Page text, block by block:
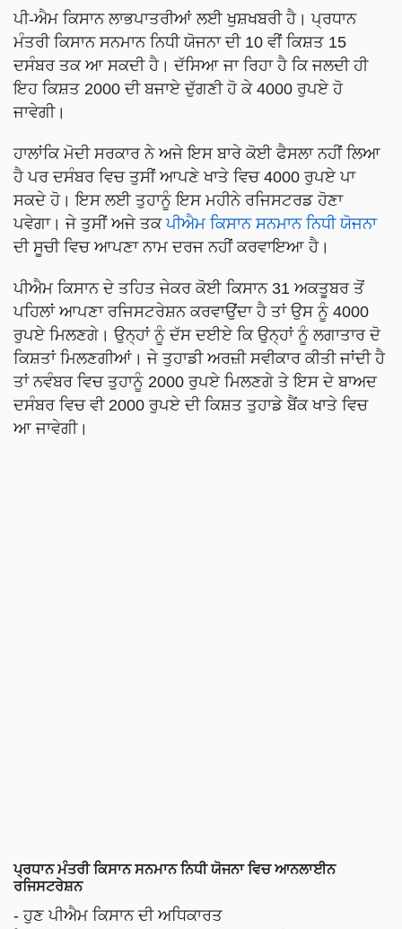
ਪੀ-ਐਮ ਕਿਸਾਨ ਲਾਭਪਾਤਰੀਆਂ ਲਈ ਖੁਸ਼ਖਬਰੀ ਹੈ। ਪ੍ਰਧਾਨ
ਮੰਤਰੀ ਕਿਸਾਨ ਸਨਮਾਨ ਨਿਧੀ ਯੋਜਨਾ ਦੀ 10 ਵੀਂ ਕਿਸ਼ਤ 15
ਦਸੰਬਰ ਤਕ ਆ ਸਕਦੀ ਹੈ। ਦੱਸਿਆ ਜਾ ਰਿਹਾ ਹੈ ਕਿ ਜਲਦੀ ਹੀ
ਇਹ ਕਿਸ਼ਤ 2000 ਦੀ ਬਜਾਏ ਦੁੱਗਣੀ ਹੋ ਕੇ 4000 ਰੁਪਏ ਹੋ
ਜਾਵੇਗੀ।
ਹਾਲਾਂਕਿ ਮੋਦੀ ਸਰਕਾਰ ਨੇ ਅਜੇ ਇਸ ਬਾਰੇ ਕੋਈ ਫੈਸਲਾ ਨਹੀਂ ਲਿਆ
ਹੈ ਪਰ ਦਸੰਬਰ ਵਿਚ ਤੁਸੀਂ ਆਪਣੇ ਖਾਤੇ ਵਿਚ 4000 ਰੁਪਏ ਪਾ
ਸਕਦੇ ਹੋ। ਇਸ ਲਈ ਤੁਹਾਨੂੰ ਇਸ ਮਹੀਨੇ ਰਜਿਸਟਰਡ ਹੋਣਾ
ਪਵੇਗਾ। ਜੇ ਤੁਸੀਂ ਅਜੇ ਤਕਪੀਐਮ ਕਿਸਾਨ ਸਨਮਾਨ ਨਿਧੀ ਯੋਜਨਾ
ਦੀ ਸੂਚੀ ਵਿਚ ਆਪਣਾ ਨਾਮ ਦਰਜ ਨਹੀਂ ਕਰਵਾਇਆ ਹੈ।
ਪੀਐਮ ਕਿਸਾਨ ਦੇ ਤਹਿਤ ਜੇਕਰ ਕੋਈ ਕਿਸਾਨ 31 ਅਕਤੂਬਰ ਤੋਂ
ਪਹਿਲਾਂ ਆਪਣਾ ਰਜਿਸਟਰੇਸ਼ਨ ਕਰਵਾਉਂਦਾ ਹੈ ਤਾਂ ਉਸ ਨੂੰ 4000
ਰੁਪਏ ਮਿਲਣਗੇ। ਉਨ੍ਹਾਂ ਨੂੰ ਦੱਸ ਦਈਏ ਕਿ ਉਨ੍ਹਾਂ ਨੂੰ ਲਗਾਤਾਰ ਦੋ
ਕਿਸ਼ਤਾਂ ਮਿਲਣਗੀਆਂ। ਜੇ ਤੁਹਾਡੀ ਅਰਜ਼ੀ ਸਵੀਕਾਰ ਕੀਤੀ ਜਾਂਦੀ ਹੈ
ਤਾਂ ਨਵੰਬਰ ਵਿਚ ਤੁਹਾਨੂੰ 2000 ਰੁਪਏ ਮਿਲਣਗੇ ਤੇ ਇਸ ਦੇ ਬਾਅਦ
ਦਸੰਬਰ ਵਿਚ ਵੀ 2000 ਰੁਪਏ ਦੀ ਕਿਸ਼ਤ ਤੁਹਾਡੇ ਬੈਂਕ ਖਾਤੇ ਵਿਚ
ਆ ਜਾਵੇਗੀ।
ਪ੍ਰਧਾਨ ਮੰਤਰੀ ਕਿਸਾਨ ਸਨਮਾਨ ਨਿਧੀ ਯੋਜਨਾ ਵਿਚ ਆਨਲਾਈਨ
ਰਜਿਸਟਰੇਸ਼ਨ
- ਹੁਣ ਪੀਐਮ ਕਿਸਾਨ ਦੀ ਅਧਿਕਾਰਤ